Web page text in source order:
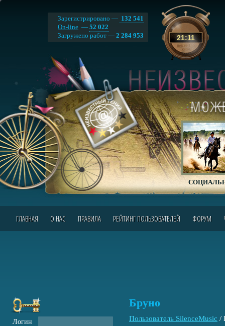
21:11
Зарегистрировано — 132 541
On-line — 52 022
Загружено работ — 2 284 953
ГЛАВНАЯ О НАС ПРАВИЛА РЕЙТИНГ ПОЛЬЗОВАТЕЛЕЙ ФОРУМ
Бруно
Пользователь SilenceMusic /
Логин